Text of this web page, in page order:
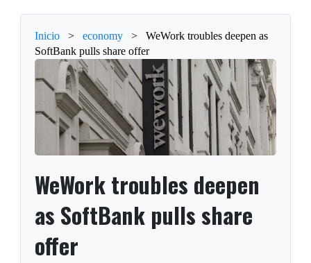
Inicio > economy >
WeWork troubles deepen as
SoftBank pulls share offer
WeWork troubles deepen
as SoftBank pulls share
offer